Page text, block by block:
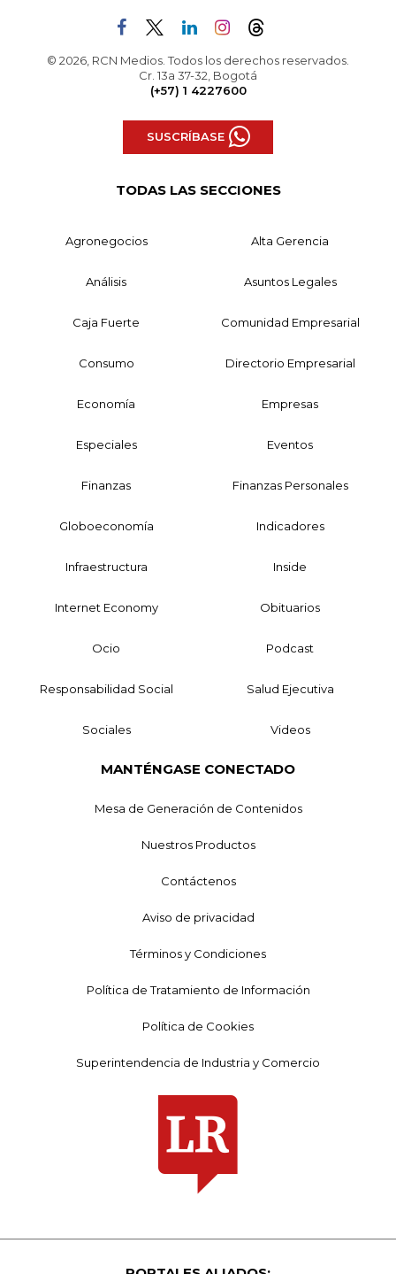
© 2026, RCN Medios. Todos los derechos reservados.
Cr. 13a 37-32, Bogotá
(+57) 1 4227600
SUSCRÍBASE
TODAS LAS SECCIONES
Agronegocios Alta Gerencia
Análisis Asuntos Legales
Caja Fuerte Comunidad Empresarial
Consumo Directorio Empresarial
Economía Empresas
Especiales Eventos
Finanzas Finanzas Personales
Globoeconomía Indicadores
Infraestructura Inside
Internet Economy Obituarios
Ocio Podcast
Responsabilidad Social Salud Ejecutiva
Sociales Videos
MANTÉNGASE CONECTADO
Mesa de Generación de Contenidos
Nuestros Productos
Contáctenos
Aviso de privacidad
Términos y Condiciones
Política de Tratamiento de Información
Política de Cookies
Superintendencia de Industria y Comercio